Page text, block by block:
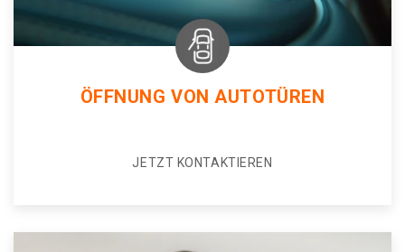
ÖFFNUNG VON AUTOTÜREN
JETZT KONTAKTIEREN